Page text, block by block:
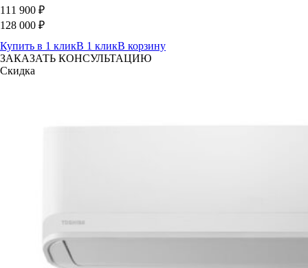
111 900 ₽
128 000 ₽
Купить в 1 кликВ 1 кликВ корзину
ЗАКАЗАТЬ КОНСУЛЬТАЦИЮ
Скидка